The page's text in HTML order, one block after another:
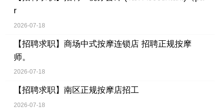
r
2026-07-18
【招聘求职】 商场中式按摩连锁店 招聘正规按摩
师。
2026-07-18
【招聘求职】 南区正规按摩店招工
2026-07-18